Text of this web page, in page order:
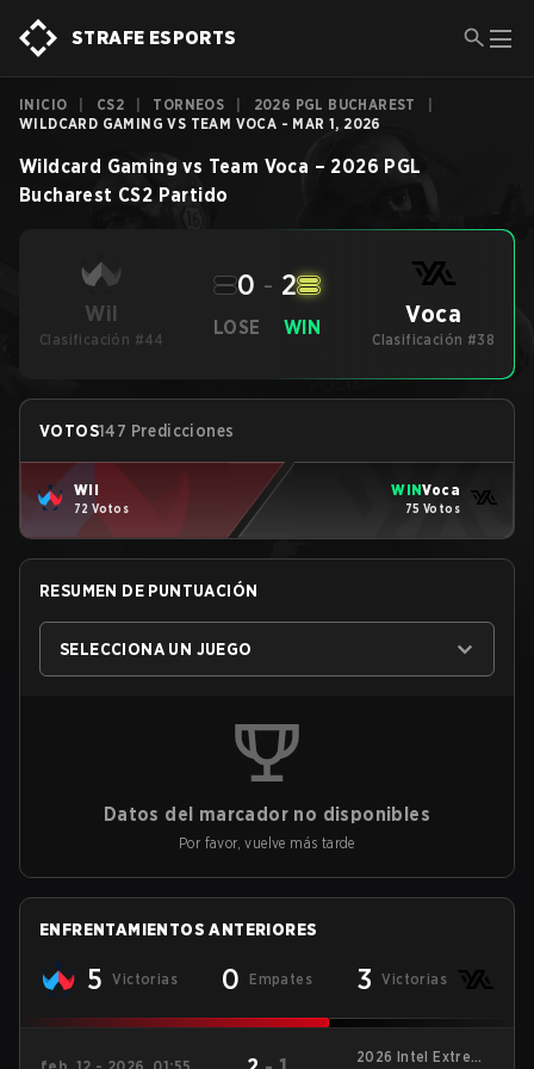
STRAFE ESPORTS
INICIO CS2 TORNEOS 2026 PGL BUCHAREST
WILDCARD GAMING VS TEAM VOCA - MAR 1, 2026
Wildcard Gaming vs Team Voca – 2026 PGL
Bucharest CS2 Partido
Wil
Clasificación #44
LOSE
0 - 2
WIN Voca
Clasificación #38
VOTOS147 Predicciones
Wil
72 Votos
WINVoca
75 Votos
RESUMEN DE PUNTUACIÓN
SELECCIONA UN JUEGO
Datos del marcador no disponibles
Por favor, vuelve más tarde
ENFRENTAMIENTOS ANTERIORES
5 Victorias 0 Empates 3 Victorias
2026 Intel Extreme